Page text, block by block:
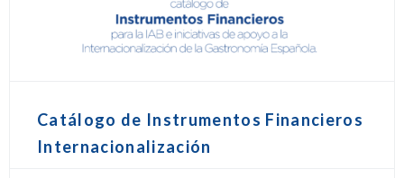
Catálogo de Instrumentos Financieros
Internacionalización